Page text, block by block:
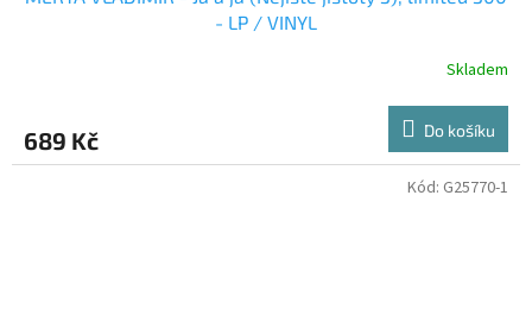
- LP / VINYL
Skladem
689 Kč Do košíku
Kód: G25770-1